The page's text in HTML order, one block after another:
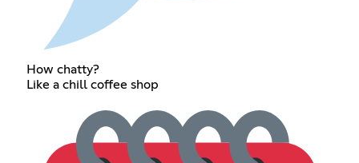
How chatty?
Like a chill coffee shop